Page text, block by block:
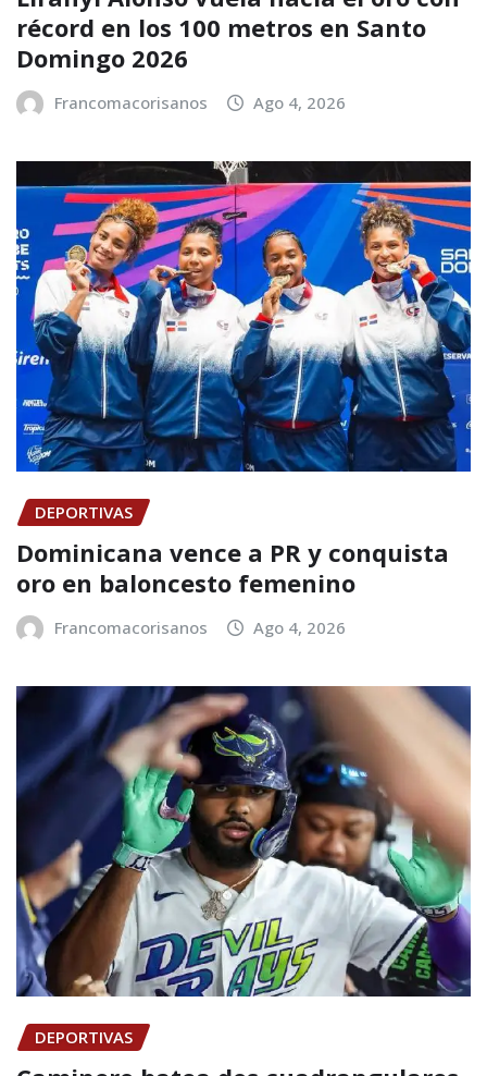
récord en los 100 metros en Santo
Domingo 2026
Francomacorisanos Ago 4, 2026
DEPORTIVAS
Dominicana vence a PR y conquista
oro en baloncesto femenino
Francomacorisanos Ago 4, 2026
DEPORTIVAS